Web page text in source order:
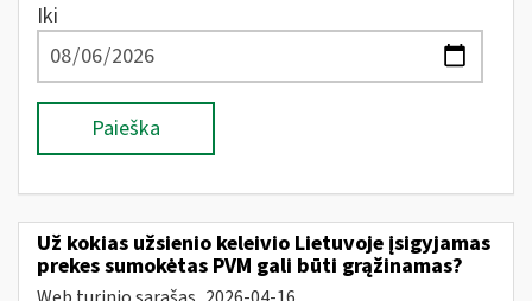
Iki
Paieška
Už kokias užsienio keleivio Lietuvoje įsigyjamas
prekes sumokėtas PVM gali būti grąžinamas?